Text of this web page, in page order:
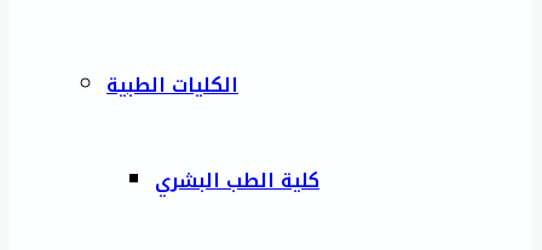
الكليات الطبية
كلية الطب البشري